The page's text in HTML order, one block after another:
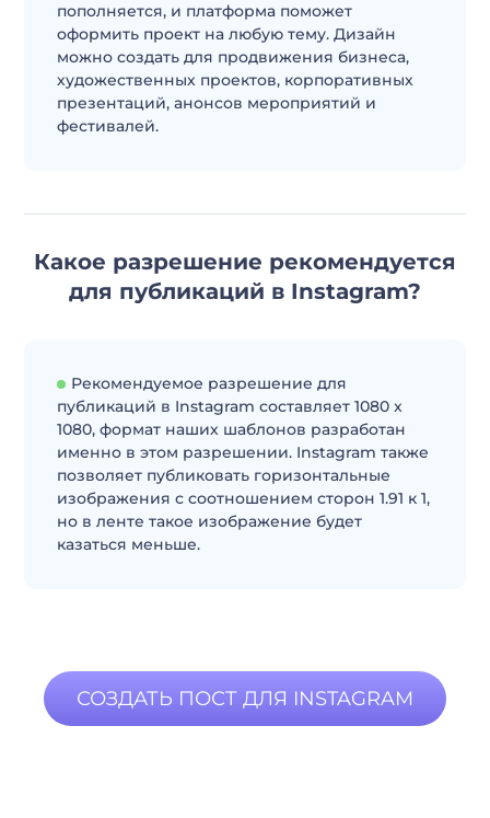
пополняется, и платформа поможет
оформить проект на любую тему. Дизайн
можно создать для продвижения бизнеса,
художественных проектов, корпоративных
презентаций, анонсов мероприятий и
фестивалей.
Какое разрешение рекомендуется
для публикаций в Instagram?
Рекомендуемое разрешение для
публикаций в Instagram составляет 1080 x
1080, формат наших шаблонов разработан
именно в этом разрешении. Instagram также
позволяет публиковать горизонтальные
изображения с соотношением сторон 1.91 к 1,
но в ленте такое изображение будет
казаться меньше.
СОЗДАТЬ ПОСТ ДЛЯ INSTAGRAM